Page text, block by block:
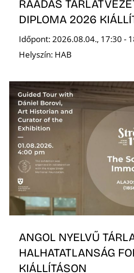
RÁADÁS
DIPLOMA 2026
Időpont: 2026.08.04., 17:30 -
Helyszín: HAB
ANGOL NYELVŰ
HALHATATLANSÁG
KIÁLLÍTÁSON